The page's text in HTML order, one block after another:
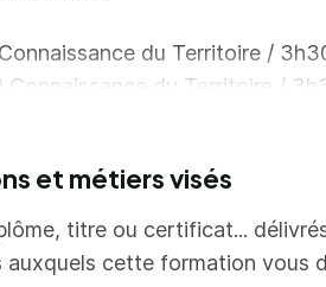
du Territoire /
Connaissance du Territoire /
et Tarification
Règlementation et tarification
et métiers visés
titre ou certificat...
auxquels cette formation vous